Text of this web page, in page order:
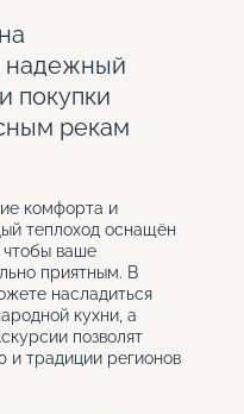
надежный
покупки
рекам
комфорта и
теплоход оснащён
ваше
приятным. В
насладиться
кухни, а
позволят
и традиции регионов